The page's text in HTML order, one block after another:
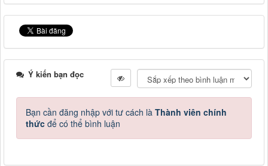
Ý kiến bạn đọc
Bạn cần đăng nhập với tư cách là Thành viên chính
thức để có thể bình luận